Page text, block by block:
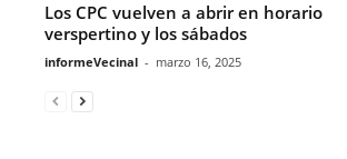
Los CPC vuelven a abrir en horario
verspertino y los sábados
informeVecinal - marzo 16, 2025